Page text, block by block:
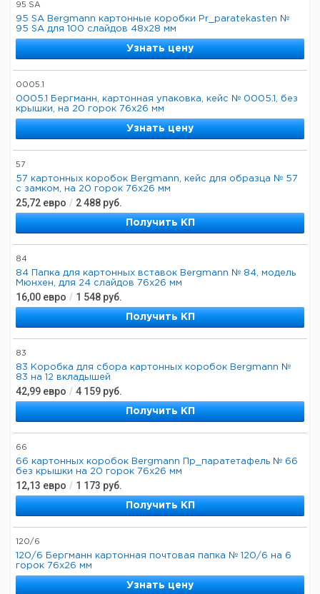
95 SA
95 SA Bergmann картонные коробки Pr_paratekasten №
95 SA для 100 слайдов 48x28 мм
Узнать цену
0005.1
0005.1 Бергманн, картонная упаковка, кейс № 0005.1, без
крышки, на 20 горок 76х26 мм
Узнать цену
57
57 картонных коробок Bergmann, кейс для образца № 57
с замком, на 20 горок 76x26 мм
25,72 евро / 2 488 руб.
Получить КП
84
84 Папка для картонных вставок Bergmann № 84, модель
Мюнхен, для 24 слайдов 76x26 мм
16,00 евро / 1 548 руб.
Получить КП
83
83 Коробка для сбора картонных коробок Bergmann №
83 на 12 вкладышей
42,99 евро / 4 159 руб.
Получить КП
66
66 картонных коробок Bergmann Пр_паратетафель № 66
без крышки на 20 горок 76x26 мм
12,13 евро / 1 173 руб.
Получить КП
120/6
120/6 Бергманн картонная почтовая папка № 120/6 на 6
горок 76х26 мм
Узнать цену